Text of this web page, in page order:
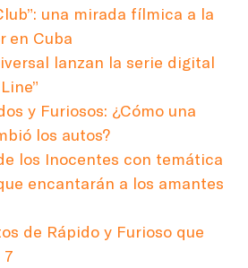
una mirada fílmica a la
en Cuba
lanzan la serie digital
y Furiosos: ¿Cómo una
los autos?
los Inocentes con temática
encantarán a los amantes
de Rápido y Furioso que
7